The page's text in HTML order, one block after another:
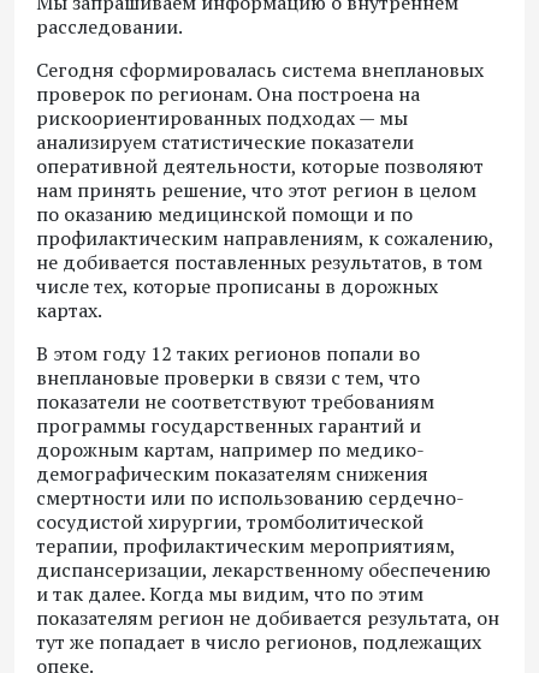
расследовании.
Сегодня сформировалась система внеплановых
проверок по регионам. Она построена на
рискоориентированных подходах — мы
анализируем статистические показатели
оперативной деятельности, которые позволяют
нам принять решение, что этот регион в целом
по оказанию медицинской помощи и по
профилактическим направлениям, к сожалению,
не добивается поставленных результатов, в том
числе тех, которые прописаны в дорожных
картах.
В этом году 12 таких регионов попали во
внеплановые проверки в связи с тем, что
показатели не соответствуют требованиям
программы государственных гарантий и
дорожным картам, например по медико-
демографическим показателям снижения
смертности или по использованию сердечно-
сосудистой хирургии, тромболитической
терапии, профилактическим мероприятиям,
диспансеризации, лекарственному обеспечению
и так далее. Когда мы видим, что по этим
показателям регион не добивается результата, он
тут же попадает в число регионов, подлежащих
опеке.